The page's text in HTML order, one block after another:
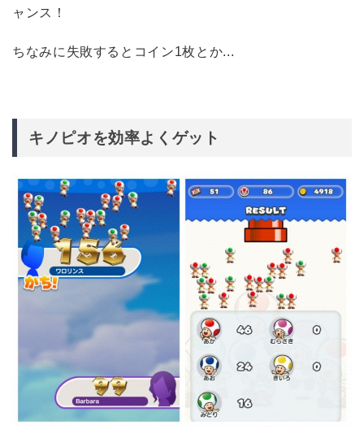
ャンス！
ちなみに失敗するとコイン1枚とか...
キノピオを効率よくゲット